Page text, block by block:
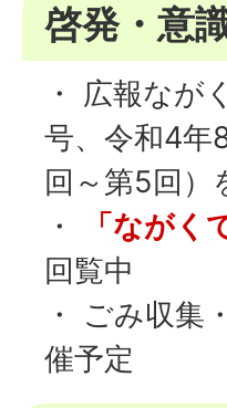
啓発・意
・ 広報なが
号、令和4年
回～第5回）
・
「なが
回覧中
・ ごみ収集
催予定